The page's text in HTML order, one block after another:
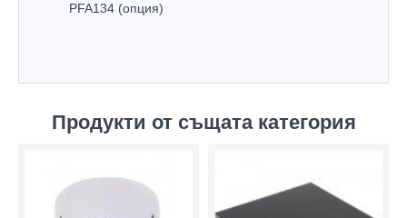
PFA134 (опция)
Продукти от същата категория